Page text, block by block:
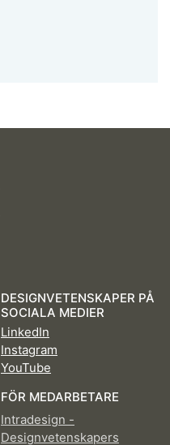
DESIGNVETENSKAPER PÅ
SOCIALA MEDIER
LinkedIn
Instagram
YouTube
FÖR MEDARBETARE
Intradesign -
Designvetenskapers